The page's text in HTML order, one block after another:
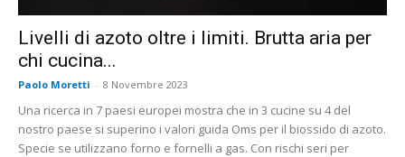
Livelli di azoto oltre i limiti. Brutta aria per
chi cucina...
Paolo Moretti - 8 Novembre 2023
Una ricerca in 7 paesi europei mostra che in 3 cucine su 4 del
nostro paese si superino i valori guida Oms per il biossido di azoto.
Specie se utilizzano forno e fornelli a gas. Con rischi seri per